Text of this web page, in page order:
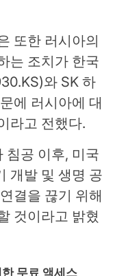
또한 러시아의
는 조치가 한국
와 SK 하
에 러시아에 대
라고 전했다.
침공 이후, 미국
개발 및 생명 공
결을 끊기 위해
것이라고 밝혔
무료 액세스